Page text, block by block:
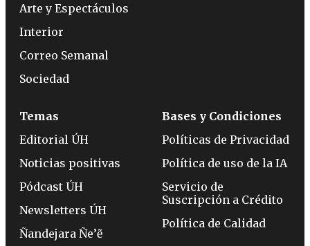
Arte y Espectáculos
Interior
Correo Semanal
Sociedad
Temas
Editorial ÚH
Noticias positivas
Pódcast ÚH
Newsletters ÚH
Ñandejara Ñe’ẽ
Bases y Condiciones
Políticas de Privacidad
Política de uso de la IA
Servicio de
Suscripción a Crédito
Política de Calidad